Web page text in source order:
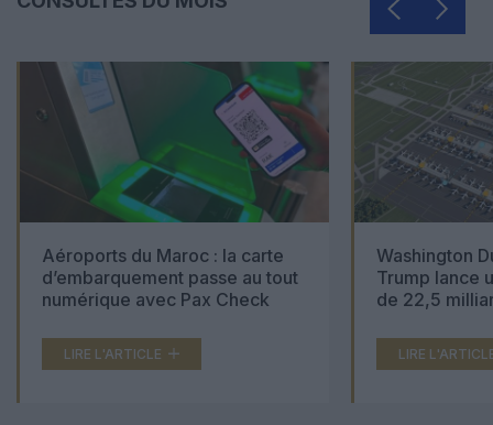
Aéroports du Maroc : la carte
d’embarquement passe au tout
numérique avec Pax Check
LIRE L'ARTICLE
Washington
Trump lance
de 22,5
LIRE